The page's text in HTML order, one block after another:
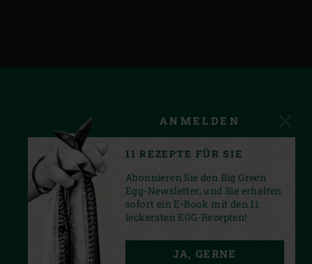
ANMELDEN
11 REZEPTE FÜR SIE
Abonnieren Sie den Big Green
Egg-Newsletter, und Sie erhalten
sofort ein E-Book mit den 11
leckersten EGG-Rezepten!
JA, GERNE